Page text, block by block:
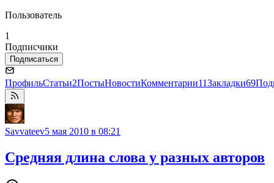
Пользователь
1
Подписчики
Подписаться
ПрофильСтатьи2ПостыНовостиКомментарии11Закладки69
Savvateev5 мая 2010 в 08:21
Средняя длина слова у разных авторов